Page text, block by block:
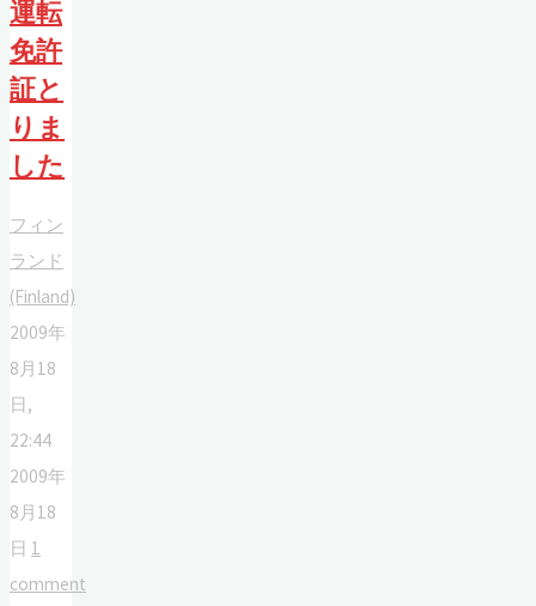
運転
免許
証と
りま
した
フィン
ランド
(Finland)
2009年
8月18
日,
22:44
2009年
8月18
日 1
comment